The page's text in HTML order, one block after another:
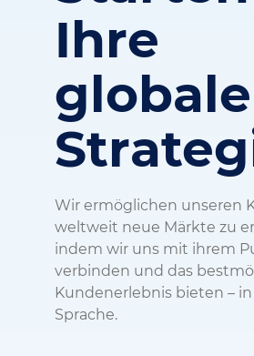
Ihre
globale
Wir ermöglichen unseren
weltweit neue Märkte zu
indem wir uns mit ihrem
verbinden und das
Kundenerlebnis bieten –
Sprache.